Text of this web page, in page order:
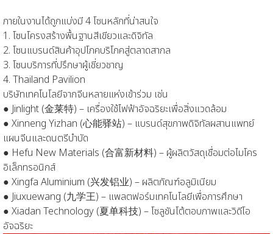
ภายในงานได้ถูกแบ่งมี 4 โซนหลักที่น่าสนใจ
1. โซนโครงสร้างพื้นฐานสีเขียวและดิจิทัล
2. โซนแบรนด์สินค้าอุปโภคบริโภคสู่ตลาดสากล
3. โซนบริการที่ปรึกษาผู้เชี่ยวชาญ
4. Thailand Pavilion
บริษัทเทคโนโลยีจากจีนหลายแห่งเข้าร่วม เช่น
● Jinlight (金莱特) – เครื่องใช้ไฟฟ้าอัจฉริยะเพื่อสิ่งแวดล้อม
● Xinneng Yizhan (心能驿站) – แบรนด์สุขภาพดิจิทัลผสานแพทย์
แผนจีนและดนตรีบำบัด
● Hefu New Materials (合富新材料) – ผู้ผลิตวัสดุเชื่อมต่อไมโคร
อิเล็กทรอนิกส์
● Xingfa Aluminium (兴发铝业) – ผลิตภัณฑ์อลูมิเนียม
● Jiuxuewang (九学王) – แพลตฟอร์มเทคโนโลยีเพื่อการศึกษา
● Xiadan Technology (夏单科技) – โซลูชันโต้ตอบภาพและวิดีโอ
อัจฉริยะ